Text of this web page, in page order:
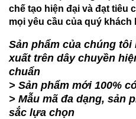
chế tạo hiện đại và đạt tiêu
mọi yêu cầu của quý khách
Sản phẩm của chúng
xuất trên dây chuyền
chuẩn
> Sản phẩm mới 100%
> Mẫu mã đa dạng, sản
sắc lựa chọn